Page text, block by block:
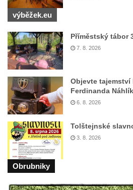
Šenovské vodopády
Bělské vodopády
Bukový vodopád
Klopotský vodopád
Heřmanický vodopád
Vodopád v Doubici
Chrastenský vodopád
Vodopád ve Velenicích
Vodopád ve Svojkově
Vodopád u Františkova nad Ploučnicí
Míšeňské vodopády
výběžek.eu
Příměstský tábor
7. 8. 2026
Objevte
Ferdinanda
6. 8. 2026
Tolštejnské
3. 8. 2026
Obrubniky